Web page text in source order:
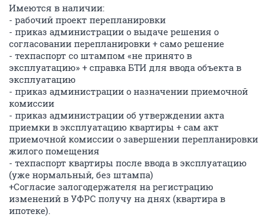
Имеются в наличии:
- рабочий проект перепланировки
- приказ администрации о выдаче решения о
согласовании перепланировки + само решение
- техпаспорт со штампом «не принято в
эксплуатацию» + справка БТИ для ввода объекта в
эксплуатацию
- приказ администрации о назначении приемочной
комиссии
- приказ администрации об утверждении акта
приемки в эксплуатацию квартиры + сам акт
приемочной комиссии о завершении перепланировки
жилого помещения
- техпаспорт квартиры после ввода в эксплуатацию
(уже нормальный, без штампа)
+Согласие залогодержателя на регистрацию
изменений в УФРС получу на днях (квартира в
ипотеке).